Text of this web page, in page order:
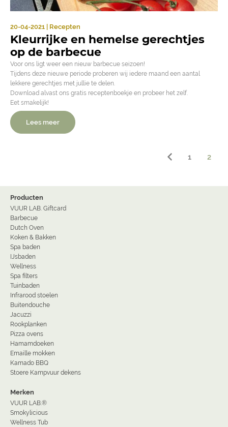
20-04-2021 | Recepten
Kleurrijke en hemelse gerechtjes
op de barbecue
Voor ons ligt weer een nieuw barbecue seizoen!
Tijdens deze nieuwe periode proberen wij iedere maand een aantal
lekkere gerechtjes met jullie te delen.
Download alvast ons gratis receptenboekje en probeer het zelf.
Eet smakelijk!
Lees meer
1 2
Producten
VUUR LAB. Giftcard
Barbecue
Dutch Oven
Koken & Bakken
Spa baden
IJsbaden
Wellness
Spa filters
Tuinbaden
Infrarood stoelen
Buitendouche
Jacuzzi
Rookplanken
Pizza ovens
Hamamdoeken
Emaille mokken
Kamado BBQ
Stoere Kampvuur dekens
Merken
VUUR LAB.®
Smokylicious
Wellness Tub